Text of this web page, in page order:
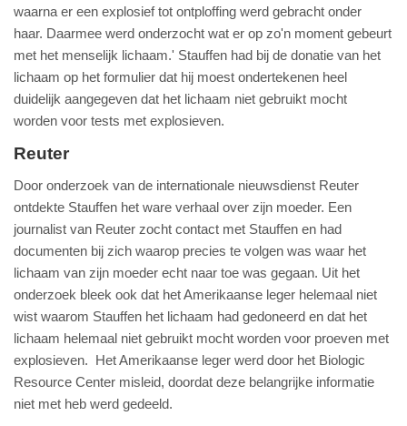
waarna er een explosief tot ontploffing werd gebracht onder
haar. Daarmee werd onderzocht wat er op zo'n moment gebeurt
met het menselijk lichaam.' Stauffen had bij de donatie van het
lichaam op het formulier dat hij moest ondertekenen heel
duidelijk aangegeven dat het lichaam niet gebruikt mocht
worden voor tests met explosieven.
Reuter
Door onderzoek van de internationale nieuwsdienst Reuter
ontdekte Stauffen het ware verhaal over zijn moeder. Een
journalist van Reuter zocht contact met Stauffen en had
documenten bij zich waarop precies te volgen was waar het
lichaam van zijn moeder echt naar toe was gegaan. Uit het
onderzoek bleek ook dat het Amerikaanse leger helemaal niet
wist waarom Stauffen het lichaam had gedoneerd en dat het
lichaam helemaal niet gebruikt mocht worden voor proeven met
explosieven. Het Amerikaanse leger werd door het Biologic
Resource Center misleid, doordat deze belangrijke informatie
niet met heb werd gedeeld.